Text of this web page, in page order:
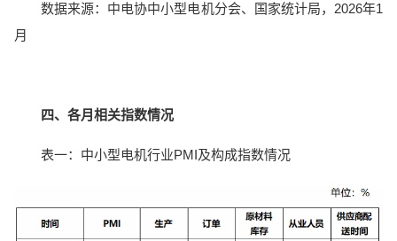
数据来源：中电协中小型电机分会、国家统计局，2026年1
月
四、各月相关指数情况
表一：中小型电机行业PMI及构成指数情况